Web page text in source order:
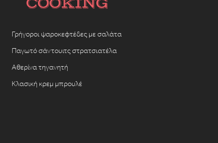
Γρήγοροι ψαροκεφτέδες με σαλάτα
Παγωτό σάντουιτς στρατσιατέλα
Αθερίνα τηγανητή
Κλασική κρεμ μπρουλέ